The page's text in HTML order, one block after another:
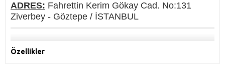
ADRES: Fahrettin Kerim Gökay Cad. No:131
Ziverbey - Göztepe / İSTANBUL
Özellikler